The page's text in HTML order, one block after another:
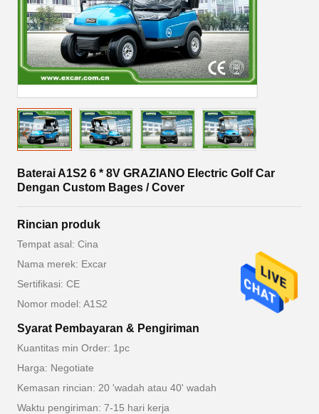
Baterai A1S2 6 * 8V GRAZIANO Electric Golf Car
Dengan Custom Bages / Cover
Rincian produk
Tempat asal: Cina
Nama merek: Excar
Sertifikasi: CE
Nomor model: A1S2
Syarat Pembayaran & Pengiriman
Kuantitas min Order: 1pc
Harga: Negotiate
Kemasan rincian: 20 'wadah atau 40' wadah
Waktu pengiriman: 7-15 hari kerja